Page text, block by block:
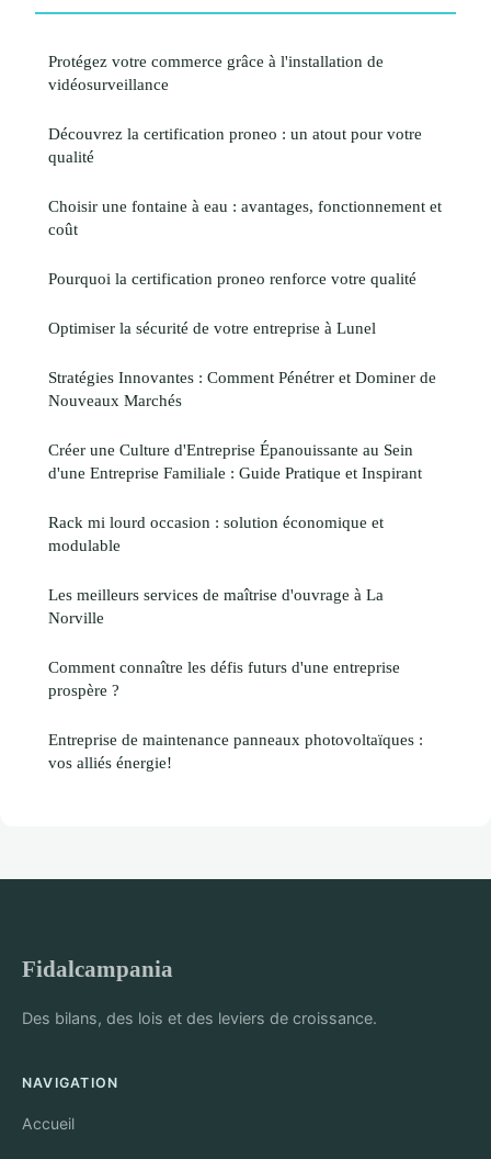
Protégez votre commerce grâce à l'installation de
vidéosurveillance
Découvrez la certification proneo : un atout pour votre
qualité
Choisir une fontaine à eau : avantages, fonctionnement et
coût
Pourquoi la certification proneo renforce votre qualité
Optimiser la sécurité de votre entreprise à Lunel
Stratégies Innovantes : Comment Pénétrer et Dominer de
Nouveaux Marchés
Créer une Culture d'Entreprise Épanouissante au Sein
d'une Entreprise Familiale : Guide Pratique et Inspirant
Rack mi lourd occasion : solution économique et
modulable
Les meilleurs services de maîtrise d'ouvrage à La
Norville
Comment connaître les défis futurs d'une entreprise
prospère ?
Entreprise de maintenance panneaux photovoltaïques :
vos alliés énergie!
Fidalcampania
Des bilans, des lois et des leviers de croissance.
NAVIGATION
Accueil